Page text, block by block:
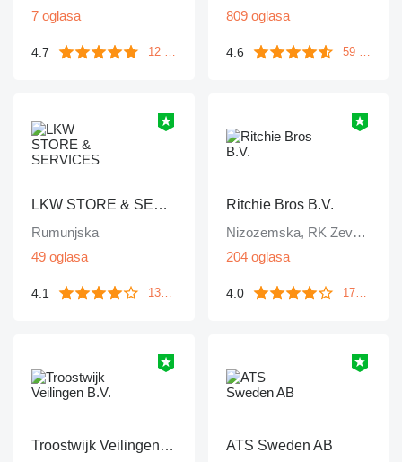
7 oglasa
4.7 12 komentara
809 oglasa
4.6 59 komentara
LKW STORE & SERVICES
Rumunjska
49 oglasa
4.1 133 komentara
Ritchie Bros B.V.
Nizozemska, RK Zevenbergen
204 oglasa
4.0 172 komentara
Troostwijk Veilingen B.V.
ATS Sweden AB